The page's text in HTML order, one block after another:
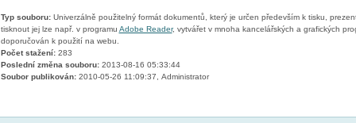
Typ souboru:Univerzálně použitelný formát dokumentů, který je určen především k tisku,
tisknout jej lze např. v programu Adobe Reader, vytvářet v mnoha kancelářských a grafických
doporučován k použití na webu.
Počet stažení:283
Poslední změna souboru:2013-08-16 05:33:44
Soubor publikován:2010-05-26 11:09:37, Administrator